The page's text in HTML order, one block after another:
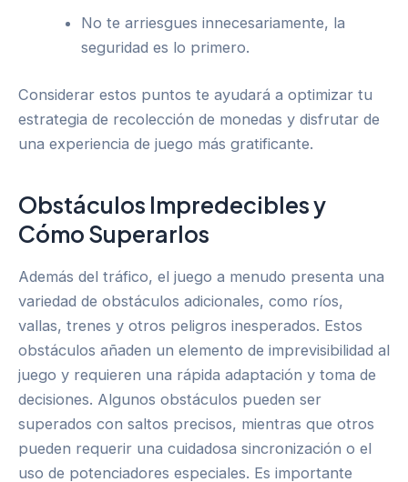
No te arriesgues innecesariamente, la
seguridad es lo primero.
Considerar estos puntos te ayudará a optimizar tu
estrategia de recolección de monedas y disfrutar de
una experiencia de juego más gratificante.
Obstáculos Impredecibles y
Cómo Superarlos
Además del tráfico, el juego a menudo presenta una
variedad de obstáculos adicionales, como ríos,
vallas, trenes y otros peligros inesperados. Estos
obstáculos añaden un elemento de imprevisibilidad al
juego y requieren una rápida adaptación y toma de
decisiones. Algunos obstáculos pueden ser
superados con saltos precisos, mientras que otros
pueden requerir una cuidadosa sincronización o el
uso de potenciadores especiales. Es importante